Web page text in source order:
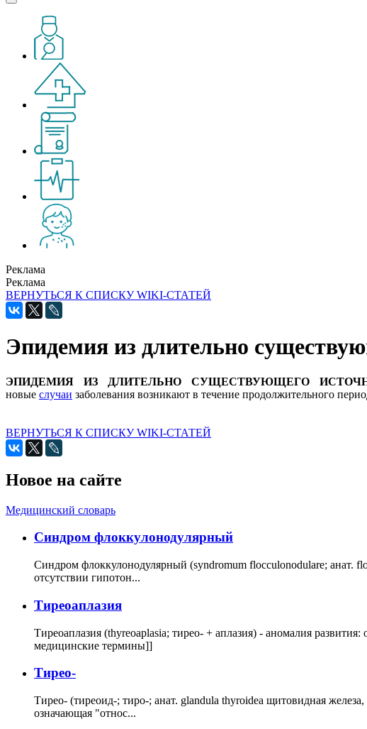
Реклама
Реклама
ВЕРНУТЬСЯ К СПИСКУ WIKI-СТАТЕЙ
Эпидемия из длительно
ЭПИДЕМИЯ ИЗ ДЛИТЕЛЬНО СУЩЕСТВУЮЩЕГО
новые случаи заболевания возникают в течение продолжительного
ВЕРНУТЬСЯ К СПИСКУ WIKI-СТАТЕЙ
Новое на сайте
Медицинский словарь
Cиндром флоккулонодулярный
Синдром флоккулонодулярный (syndromum flocculonodulare; анат.
отсутствии гипотон...
Тиреоаплазия
Тиреоаплазия (thyreoaplasia; тирео- + аплазия) - аномалия
медицинские термины]]
Тирео-
Тирео- (тиреоид-; тиро-; анат. glandula thyroidea щитовидная
означающая "относ...